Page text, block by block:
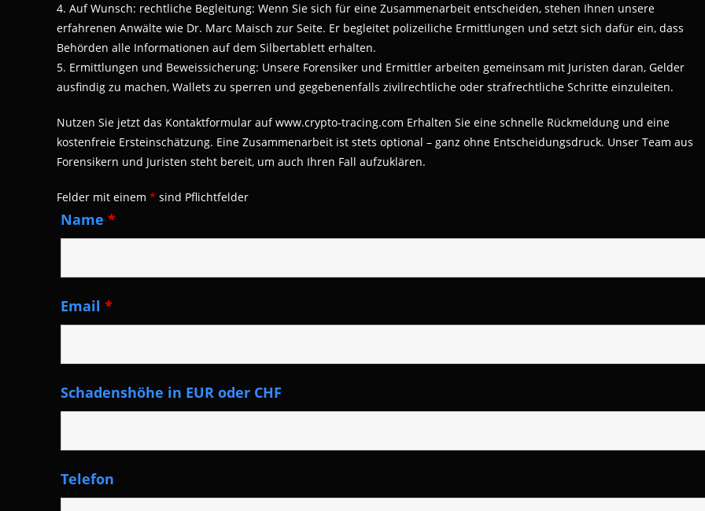
4. Auf Wunsch: rechtliche Begleitung: Wenn Sie sich für eine Zusammenarbeit entscheiden, stehen Ihnen unsere
erfahrenen Anwälte wie Dr. Marc Maisch zur Seite. Er begleitet polizeiliche Ermittlungen und setzt sich dafür ein, dass
Behörden alle Informationen auf dem Silbertablett erhalten.
5. Ermittlungen und Beweissicherung: Unsere Forensiker und Ermittler arbeiten gemeinsam mit Juristen daran, Gelder
ausfindig zu machen, Wallets zu sperren und gegebenenfalls zivilrechtliche oder strafrechtliche Schritte einzuleiten.
Nutzen Sie jetzt das Kontaktformular auf www.crypto-tracing.com Erhalten Sie eine schnelle Rückmeldung und eine
kostenfreie Ersteinschätzung. Eine Zusammenarbeit ist stets optional – ganz ohne Entscheidungsdruck. Unser Team aus
Forensikern und Juristen steht bereit, um auch Ihren Fall aufzuklären.
Felder mit einem * sind Pflichtfelder
Name *
Email *
Schadenshöhe in EUR oder CHF
Telefon